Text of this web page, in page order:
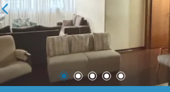
estabelecimentos de prestação de
serviços ou empreendimentos voltados
à geração de renda. A localização
estratégica é um dos grandes
diferenciais, oferecendo excelente
visibilidade, fácil acesso e alto